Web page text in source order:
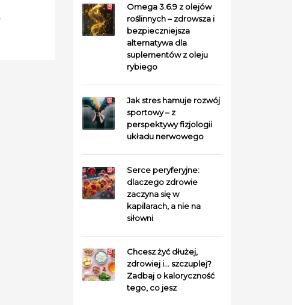
Omega 3.6.9 z olejów
roślinnych – zdrowsza i
bezpieczniejsza
alternatywa dla
suplementów z oleju
rybiego
Jak stres hamuje rozwój
sportowy – z
perspektywy fizjologii
układu nerwowego
Serce peryferyjne:
dlaczego zdrowie
zaczyna się w
kapilarach, a nie na
siłowni
Chcesz żyć dłużej,
zdrowiej i… szczuplej?
Zadbaj o kaloryczność
tego, co jesz